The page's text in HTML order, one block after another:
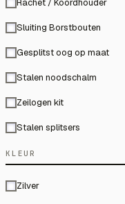
Sluiting Borstbouten
Gesplitst oog op maat
Stalen noodschalm
Zeilogen kit
Stalen splitsers
KLEUR
Zilver